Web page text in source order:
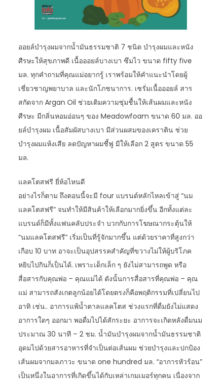
ออยล์บำรุงผมจากน้ำมันธรรมชาติ 7 ชนิด บำรุงผมและหนัง
ศีรษะให้สุขภาพดี เนื้อออยล์บางเบา ซึมไว ขนาด fifty five
มล. ทุกคำถามที่คุณแม่อยากรู้ เราพร้อมให้คำแนะนำโดยผู้
เชี่ยวชาญพยาบาล และนักโภชนาการ. เซรั่มเนื้อออยล์ สาร
สกัดจาก Argan Oil ช่วยเติมความชุ่มชื้นให้เส้นผมและหนัง
ศีรษะ มีกลิ่นหอมอ่อนๆ ของ Meadowfoam ขนาด 60 มล. ออ
ยล์บำรุงผม เนื้อสัมผัสบางเบา มีส่วนผสมของเคราติน ช่วย
บำรุงผมแห้งเสีย ลดปัญหาผมชี้ฟู มีให้เลือก 2 สูตร ขนาด 55
มล.
แลคโตสฟรี ยี่ห้อไหนดี
อย่างไรก็ตาม ถึงตอนนี้จะมี four แบรนด์หลักไหลเข้าสู่ “นม
แลคโตสฟรี” จนทำให้มีสินค้าให้เลือกมากยิ่งขึ้น อีกทั้งแต่ละ
แบรนด์ก็มีทั้งแฟนคลับประจำ บวกกับการโฆษณากระตุ้นให้
“นมแลคโตสฟรี” เริ่มเป็นที่รู้จักมากขึ้น แต่ด้วยราคาที่สูงกว่า
เกือบ 10 บาท อาจะเป็นอุปสรรคสำคัญที่ขวางไม่ให้ผู้บริโภค
หยิบไปกินก็เป็นได้. เพราะเด็กเล็ก ๆ ยังไม่สามารถพูด หรือ
สื่อสารกับคุณพ่อ – คุณแม่ได้ ดังนั้นการสื่อสารที่คุณพ่อ – คุณ
แม่ สามารถสังเกตลูกน้อยได้โดยตรงก็คือพฤติกรรมที่เปลี่ยนไป
อาทิ เช่น.. อาการแพ้น้ำตาลแลคโตส ช่วงแรกที่ดื่มยังไม่แสดง
อาการใดๆ ออกมา พอดื่มไปได้สักระยะ อาการจะเกิดหลังดื่มนม
ประมาณ 30 นาที – 2 ชม. น้ำมันบำรุงผมจากน้ำมันธรรมชาติ
อุดมไปด้วยสารอาหารที่จำเป็นต่อเส้นผม ช่วยบำรุงและปกป้อง
เส้นผมจากมลภาวะ ขนาด one hundred มล. “อาการหัวร้อน”
เป็นหนึ่งในอาการที่เกิดขึ้นได้กับเหล่าเกมเมอร์ทุกคน เนื่องจาก